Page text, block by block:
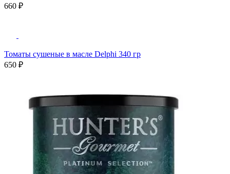
660 ₽
Томаты сушеные в масле Delphi 340 гр
650 ₽